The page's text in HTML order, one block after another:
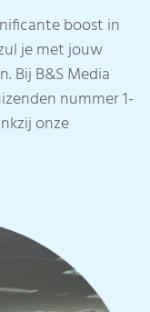
boost in
je met jouw
Bij B&S Media
nummer 1-
onze